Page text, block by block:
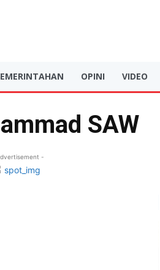
OPINI VIDEO
SAW
-